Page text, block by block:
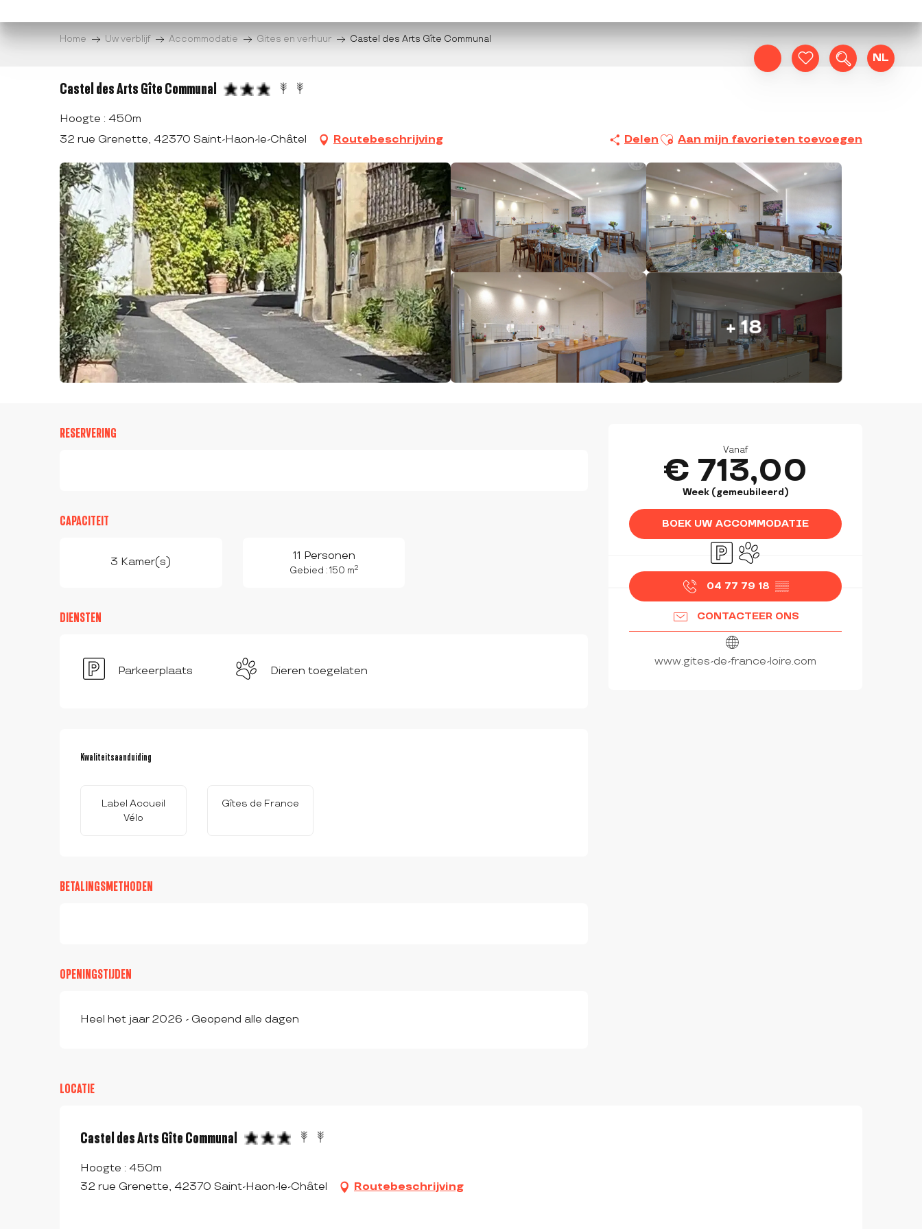
au
Zoek op
NL
Home Uw verblijf Accommodatie Gites en verhuur Castel des Arts Gîte Communal
Castel des Arts Gîte Communal
Hoogte : 450m
32 rue Grenette, 42370 Saint-Haon-le-Châtel
Routebeschrijving Delen Ajouter aux favoris
Aan mijn favorieten toevoegen
+ 18
OPENINGSTIJDEN EN
Vanaf
€ 713,00
Week (gemeubileerd)
BOEK UW ACCOMMODATIE
Parkeerplaats
Dieren toegelaten
04 77 79 18 ▒▒
CONTACTEER ONS
www.gites-de-france-loire.com
RESERVERING
CAPACITEIT
3 Kamer(s) 11 Personen
Gebied : 150 m2
DIENSTEN
Parkeerplaats Dieren toegelaten
DIENSTVERLENING
Kwaliteitsaanduiding
Kwaliteitsaanduiding
Label Accueil
Vélo
Gîtes de France
BETALINGSMETHODEN
OPENINGSTIJDEN
Heel het jaar 2026 - Geopend alle dagen
LOCATIE
Castel des Arts Gîte Communal
Hoogte : 450m
32 rue Grenette, 42370 Saint-Haon-le-Châtel
Routebeschrijving